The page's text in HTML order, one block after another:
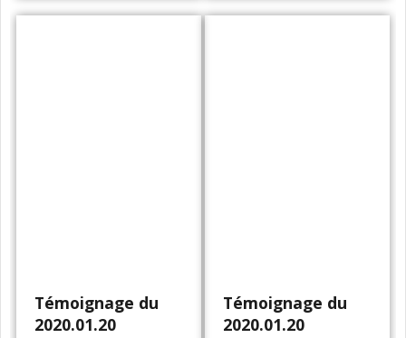
Témoignage du
2020.01.20
Témoignage du
2020.01.20